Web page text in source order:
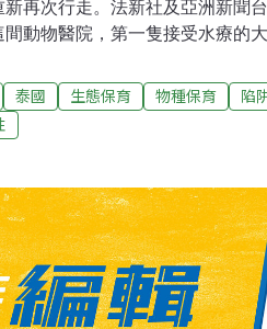
新再次行走。法新社及亞洲新聞
間動物醫院，第一隻接受水療的
傷口已經復原，希望經過更多
工腿。
泰國 生態保育 物種保育 陷